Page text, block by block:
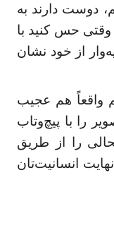
دوست دارند به
حس کنید با
از خود نشان
واقعاً هم عجیب
را با پیچ‌وتاب
را از طریق
انسانیت‌تان